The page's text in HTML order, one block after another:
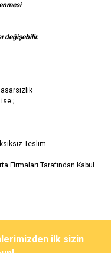
değişebilir.
;
Teslim
Firmaları Tarafından Kabul
yapın!
ilk sizin